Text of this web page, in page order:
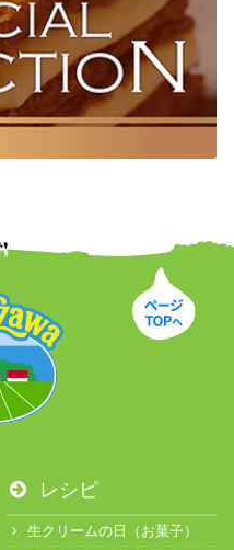
レシピ
生クリームの日（お菓子）